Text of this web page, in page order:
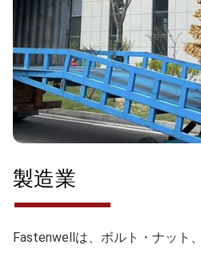
製造業
Fastenwellは、ボルト・ナット